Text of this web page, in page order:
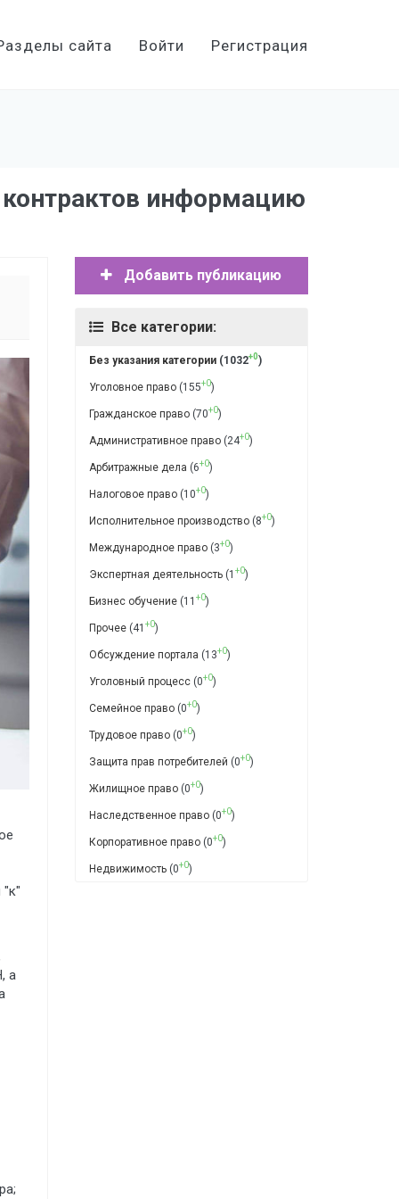
сайта Войти Регистрация
контрактов информацию
"к"
а
Добавить публикацию
Все категории:
Без указания категории(1032+0)
Уголовное право(155+0)
Гражданское право(70+0)
Административное право(24+0)
Арбитражные дела (6+0)
Налоговое право(10+0)
Исполнительное производство(8+0)
Международное право(3+0)
Экспертная деятельность(1 +0)
Бизнес обучение(11 +0)
Прочее(41 +0)
Обсуждение портала (13+0)
Уголовный процесс(0+0)
Семейное право(0+0)
Трудовое право(0+0)
Защита прав потребителей (0+0)
Жилищное право(0+0)
Наследственное право(0+0)
Корпоративное право(0+0)
Недвижимость(0+0)